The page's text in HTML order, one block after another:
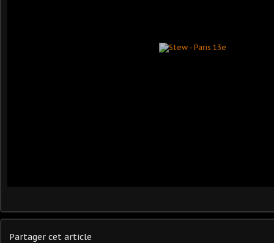
Partager cet article